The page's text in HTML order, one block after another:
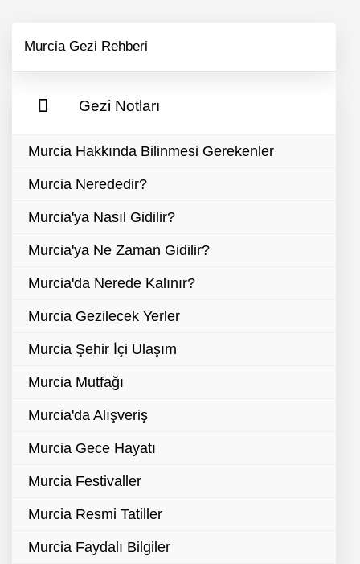
Murcia Gezi Rehberi
Gezi Notları
Murcia Hakkında Bilinmesi Gerekenler
Murcia Nerededir?
Murcia'ya Nasıl Gidilir?
Murcia'ya Ne Zaman Gidilir?
Murcia'da Nerede Kalınır?
Murcia Gezilecek Yerler
Murcia Şehir İçi Ulaşım
Murcia Mutfağı
Murcia'da Alışveriş
Murcia Gece Hayatı
Murcia Festivaller
Murcia Resmi Tatiller
Murcia Faydalı Bilgiler